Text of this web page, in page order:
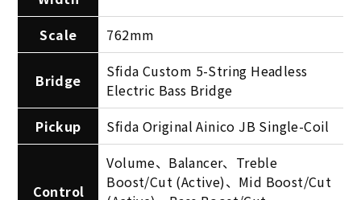
Scale 762mm
Bridge
Sfida Custom 5-String Headless
Electric Bass Bridge
Pickup
Sfida Original Ainico JB Single-Coil
Control
Volume、Balancer、Treble
Boost/Cut (Active)、Mid Boost/Cut